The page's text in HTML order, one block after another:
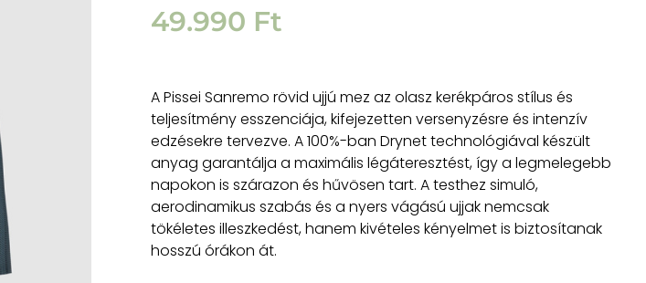
49.990 Ft
A Pissei Sanremo rövid ujjú mez az olasz kerékpáros stílus és
teljesítmény esszenciája, kifejezetten versenyzésre és intenzív
edzésekre tervezve. A 100%-ban Drynet technológiával készült
anyag garantálja a maximális légáteresztést, így a legmelegebb
napokon is szárazon és hűvösen tart. A testhez simuló,
aerodinamikus szabás és a nyers vágású ujjak nemcsak
tökéletes illeszkedést, hanem kivételes kényelmet is biztosítanak
hosszú órákon át.